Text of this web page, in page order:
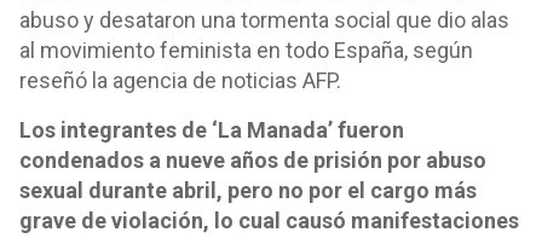
abuso y desataron una tormenta social que dio alas
al movimiento feminista en todo España, según
reseñó la agencia de noticias AFP.
Los integrantes de ‘La Manada’ fueron
condenados a nueve años de prisión por abuso
sexual durante abril, pero no por el cargo más
grave de violación, lo cual causó manifestaciones